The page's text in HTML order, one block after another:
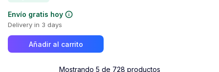
Envío gratis hoy
Delivery in 3 days
Añadir al carrito
Mostrando 5 de 728 productos